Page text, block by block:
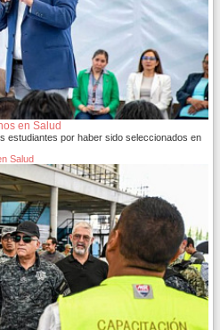
en Salud
estudiantes por haber sido seleccionados en
Salud